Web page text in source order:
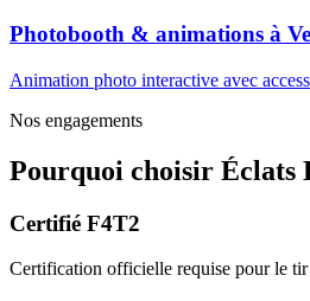
Photobooth & animations à
Animation photo interactive avec
Nos engagements
Pourquoi choisir Éclats
Certifié F4T2
Certification officielle requise pour le